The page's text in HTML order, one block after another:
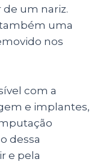
um nariz.
uma
nos
com a
e implantes,
dessa
e pela